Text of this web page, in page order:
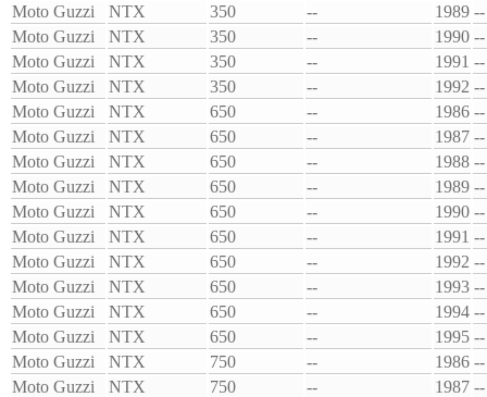
Moto Guzzi
NTX 350 -- 1989 --
Moto Guzzi
NTX 350 -- 1990 --
Moto Guzzi
NTX 350 -- 1991 --
Moto Guzzi
NTX 350 -- 1992 --
Moto Guzzi
NTX 650 -- 1986 --
Moto Guzzi
NTX 650 -- 1987 --
Moto Guzzi
NTX 650 -- 1988 --
Moto Guzzi
NTX 650 -- 1989 --
Moto Guzzi
NTX 650 -- 1990 --
Moto Guzzi
NTX 650 -- 1991 --
Moto Guzzi
NTX 650 -- 1992 --
Moto Guzzi
NTX 650 -- 1993 --
Moto Guzzi
NTX 650 -- 1994 --
Moto Guzzi
NTX 650 -- 1995 --
Moto Guzzi
NTX 750 -- 1986 --
Moto Guzzi
NTX 750 -- 1987 --